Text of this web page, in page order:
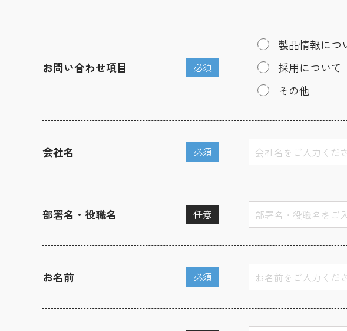
お問い合わせ項目 必須
製品情報につ
採用について
その他
会社名 必須
部署名・役職名 任意
お名前 必須